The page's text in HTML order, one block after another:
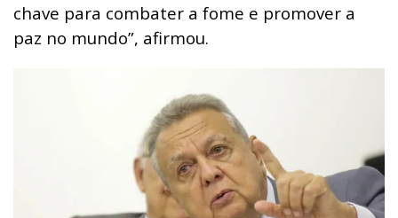
chave para combater a fome e promover a
paz no mundo”, afirmou.